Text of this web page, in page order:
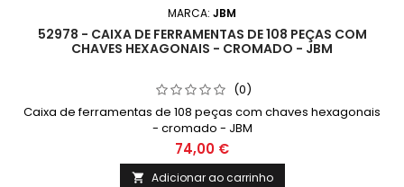
MARCA: JBM
52978 - CAIXA DE FERRAMENTAS DE 108 PEÇAS COM
CHAVES HEXAGONAIS - CROMADO - JBM
(0)
Caixa de ferramentas de 108 peças com chaves hexagonais
- cromado - JBM
74,00 €
 Adicionar ao carrinho